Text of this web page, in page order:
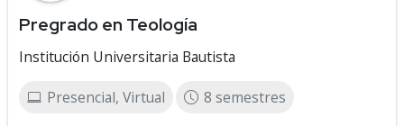
Pregrado en Teología
Institución Universitaria Bautista
Presencial, Virtual 8 semestres